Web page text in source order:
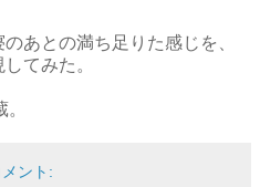
あとの満ち足りた感じを、
てみた。
ント: